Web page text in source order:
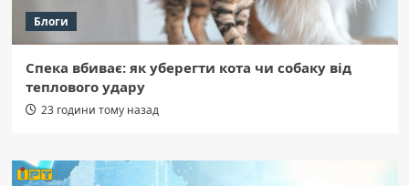
Блоги
Спека вбиває: як уберегти кота чи собаку від
теплового удару
23 години тому назад